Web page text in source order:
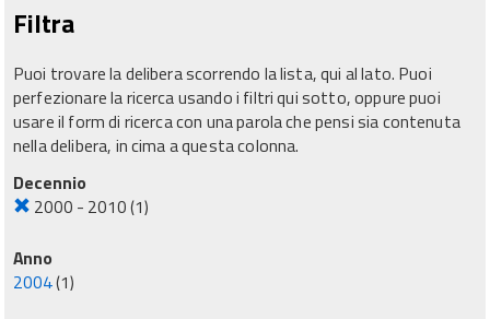
Filtra
Puoi trovare la delibera scorrendo la lista, qui al lato. Puoi
perfezionare la ricerca usando i filtri qui sotto, oppure puoi
usare il form di ricerca con una parola che pensi sia contenuta
nella delibera, in cima a questa colonna.
Decennio
2000 - 2010(1)
Anno
2004(1)